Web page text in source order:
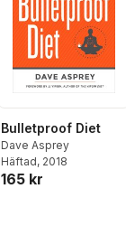
Bulletproof Diet
Dave Asprey
Häftad, 2018
165 kr